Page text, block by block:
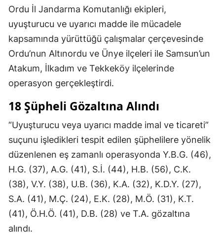
Ordu İl Jandarma Komutanlığı ekipleri,
uyuşturucu ve uyarıcı madde ile mücadele
kapsamında yürüttüğü çalışmalar çerçevesinde
Ordu’nun Altınordu ve Ünye ilçeleri ile Samsun’un
Atakum, İlkadım ve Tekkeköy ilçelerinde
operasyon gerçekleştirdi.
18 Şüpheli Gözaltına Alındı
“Uyuşturucu veya uyarıcı madde imal ve ticareti”
suçunu işledikleri tespit edilen şüphelilere yönelik
düzenlenen eş zamanlı operasyonda Y.B.G. (46),
H.G. (37), A.G. (41), S.İ. (44), H.B. (56), C.K.
(38), V.Y. (38), U.B. (36), K.A. (32), K.D.Y. (27),
S.A. (41), M.Ç. (24), E.K. (28), M.Ö. (31), K.T.
(41), Ö.H.Ö. (41), D.B. (28) ve T.A. gözaltına
alındı.